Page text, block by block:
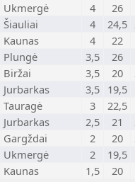
Ukmergė 4
26
Šiauliai 4 24,5
Kaunas 4
22
Plungė 3,5
26
Biržai 3,5 20
Jurbarkas 3,5 19,5
Tauragė 3
22,5
Jurbarkas 2,5 21
Gargždai 2 20
Ukmergė 2
19,5
Kaunas 1,5 20